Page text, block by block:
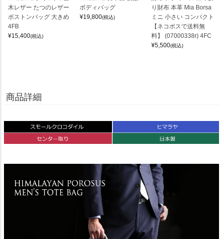
木レザー たつのレザー
ボストンバッグ 大きめ
4FB
¥15,400(税込)
ボディバッグ
¥19,800(税込)
り財布 本革 Mia Borsa
ミニ 小さい コンパクト
【ネコポスで送料無
料】 (07000338r) 4FC
¥5,500(税込)
商品詳細